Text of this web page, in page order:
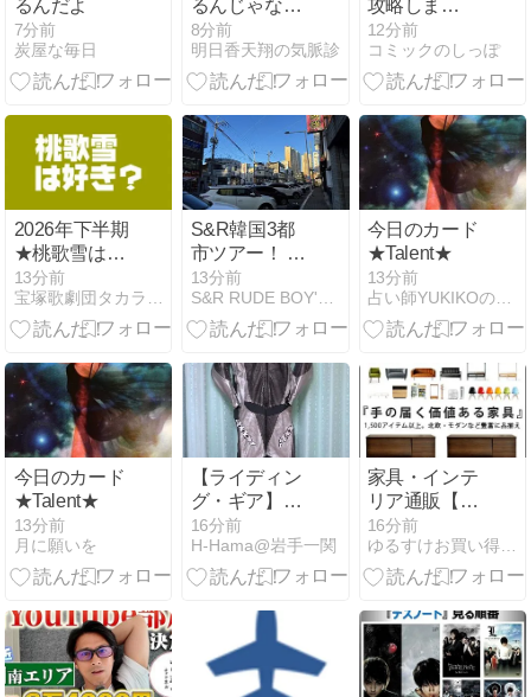
るんだよ
7分前
炭屋な毎日
るんじゃなく
て胸のあたり
で感じなけれ
ばならない
8分前
明日香天翔の気脈診
攻略しま
す！』は読ん
でいい？｜悪
女として嫁い
を、闇大公は
どう見るのか
12分前
コミックのしっぽ
2026年下半期
★桃歌雪は好
き？
13分前
宝塚歌劇団タカラヅカ人事部
S&R韓国3都
市ツアー！ 2
日目 vol.4 さ
ー！お仕事の
時間だぜ！！
13分前
S&R RUDE BOY'S WAY
今日のカード
★Talent★
13分前
占い師YUKIKOの日常
今日のカード
★Talent★
13分前
月に願いを
【ライディン
グ・ギア】：
SPOON バイ
ク用レーシン
グツナギ
16分前
H-Hama@岩手一関
家具・インテ
リア通販【エ
ア・リゾー
ム】オリジナ
ル商品やおし
点〜
16分前
ゆるすけお買い得ブログ